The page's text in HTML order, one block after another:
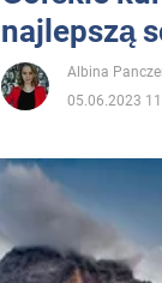
Rozrywka
Życie
Społeczeństwo
Wojna na
najlepszą
Albina
05.06.2023